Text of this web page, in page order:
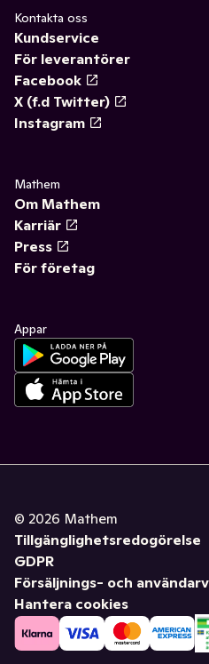
Kontakta oss
Kundservice
För leverantörer
Facebook
X (f.d Twitter)
Instagram
Mathem
Om Mathem
Karriär
Press
För företag
Appar
© 2026 Mathem
Tillgänglighetsredogörelse
GDPR
Försäljnings- och
Hantera cookies